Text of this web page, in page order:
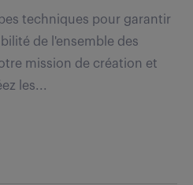
techniques pour garantir
de l'ensemble des
mission de création et
les...